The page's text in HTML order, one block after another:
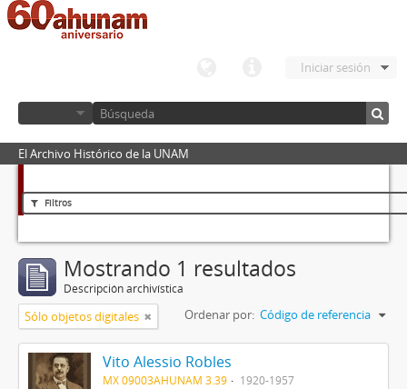
Iniciar sesión
El Archivo Histórico de la UNAM
Filtros
Mostrando 1 resultados
Descripción archivística
Sólo objetos digitales Ordenar por: Código de referencia
Vito Alessio Robles
MX 09003AHUNAM 3.39 1920-1957